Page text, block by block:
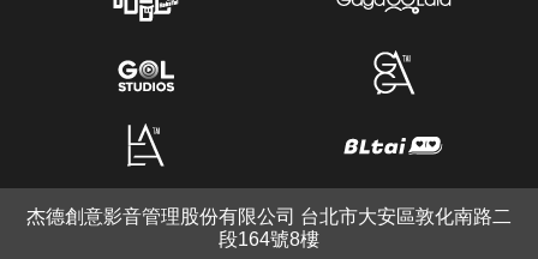
杰德創意影音管理股份有限公司 台北市大安區敦化南路二
段164號8樓